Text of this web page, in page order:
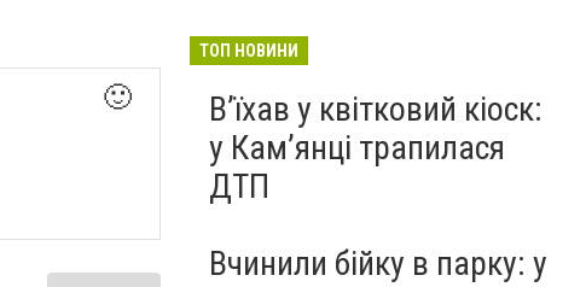
🙂
ТОП НОВИНИ
Вʼїхав у квітковий кіоск:
у Камʼянці трапилася
ДТП
Вчинили бійку в парку: у